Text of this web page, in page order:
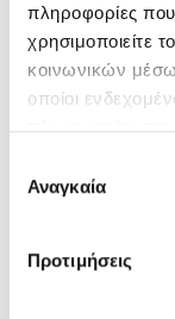
πληροφορίες
χρησιμοποιείτε
κοινωνικών
οποίοι
πληροφορίες
των υπηρεσιών
συγκατάθεσης
Αναγκαία
Προτιμήσεις